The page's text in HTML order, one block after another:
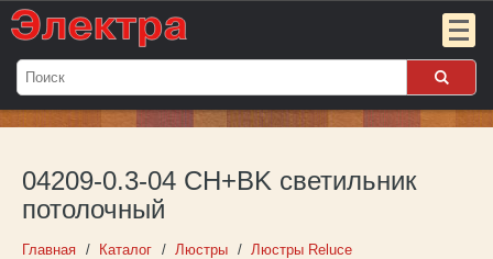
Мой
Пока
пуст
Войти
04209-0.3-04 CH+BK светильник
потолочный
Главная Каталог Люстры Люстры Reluce